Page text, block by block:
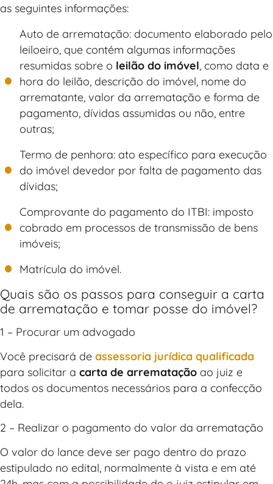
as seguintes informações:
Auto de arrematação: documento elaborado pelo
leiloeiro, que contém algumas informações
resumidas sobre o leilão do imóvel , como data e
hora do leilão, descrição do imóvel, nome do
arrematante, valor da arrematação e forma de
pagamento, dívidas assumidas ou não, entre
outras;
Termo de penhora: ato específico para execução
do imóvel devedor por falta de pagamento das
dívidas;
Comprovante do pagamento do ITBI: imposto
cobrado em processos de transmissão de bens
imóveis;
Matrícula do imóvel.
Quais são os passos para conseguir a carta
de arrematação e tomar posse do imóvel?
1 – Procurar um advogado
Você precisará de assessoria jurídica qualificada
para solicitar a carta de arrematação ao juiz e
todos os documentos necessários para a confecção
dela.
2 – Realizar o pagamento do valor da arrematação
O valor do lance deve ser pago dentro do prazo
estipulado no edital, normalmente à vista e em até